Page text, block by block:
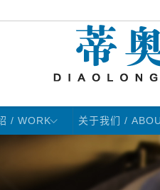
/ WORK 关于我们 /